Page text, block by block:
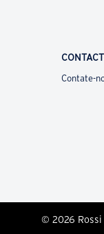
Contate-
© 2026 Rossi